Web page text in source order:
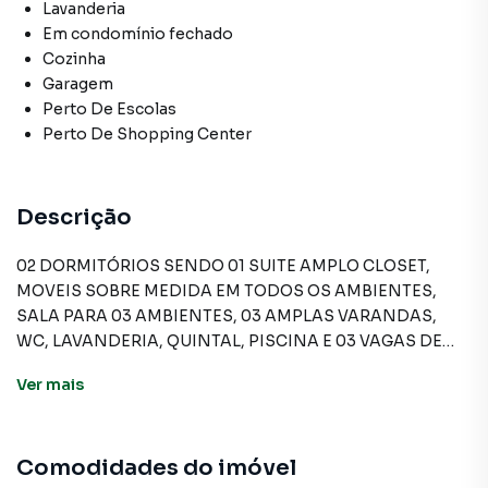
Lavanderia
Em condomínio fechado
Cozinha
Garagem
Perto De Escolas
Perto De Shopping Center
Descrição
02 DORMITÓRIOS SENDO 01 SUITE AMPLO CLOSET,
MOVEIS SOBRE MEDIDA EM TODOS OS AMBIENTES,
SALA PARA 03 AMBIENTES, 03 AMPLAS VARANDAS,
WC, LAVANDERIA, QUINTAL, PISCINA E 03 VAGAS DE
FINANCIAR.
Sobrado para Venda em região valorizada do bairro Vila
Ver mais
Comodidades do imóvel